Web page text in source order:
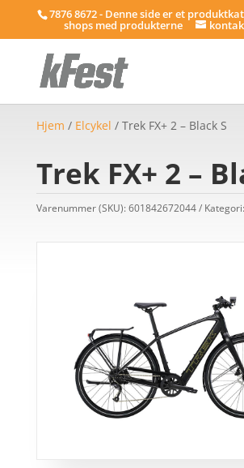
7876 8672 - Denne side er et
shops med produkterne
Hjem / Elcykel / Trek FX+ 2 – Black S
Trek FX+ 2 –
Varenummer (SKU): 601842672044 Kategori: